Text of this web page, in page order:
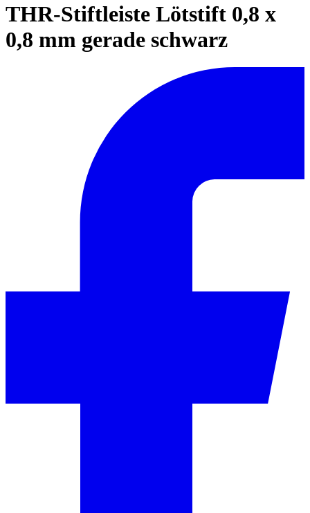
THR-Stiftleiste Lötstift 0,8 x
0,8 mm gerade schwarz